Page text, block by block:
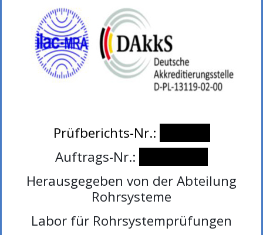
Prüfberichts-Nr.:
Auftrags-Nr.:
Herausgegeben von der Abteilung
Rohrsysteme
Labor für Rohrsystemprüfungen